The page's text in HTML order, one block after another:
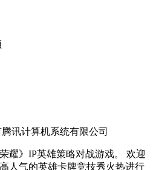
讯计算机系统有限公司
耀》IP英雄策略对战游戏。 欢迎
人气的英雄卡牌竞技秀火热进行